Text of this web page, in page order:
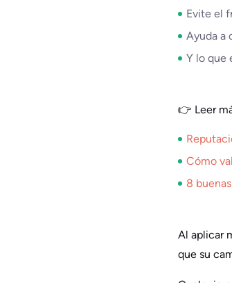
Evite el
Ayuda a
Y lo que
👉 Leer
Cómo
8
Al aplicar
que su